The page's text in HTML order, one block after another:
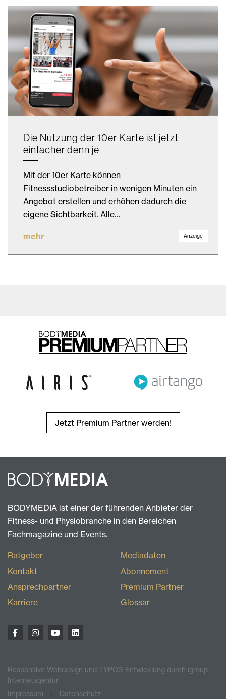
Die Nutzung der 10er Karte ist jetzt
einfacher denn je
Mit der 10er Karte können
Fitnessstudiobetreiber in wenigen Minuten ein
Angebot erstellen und erhöhen dadurch die
eigene Sichtbarkeit. Alle…
mehr Anzeige
Jetzt Premium Partner werden!
BODYMEDIA ist einer der führenden Anbieter der
Fitness- und Physiobranche in den Bereichen
Fachmagazine und Events.
Ratgeber
Kontakt
Ansprechpartner
Karriere
Mediadaten
Abonnement
Premium Partner
Glossar
Responsive Webdesign und TYPO3 Entwicklung durch igroup
Internetagentur
Impressum
Datenschutz